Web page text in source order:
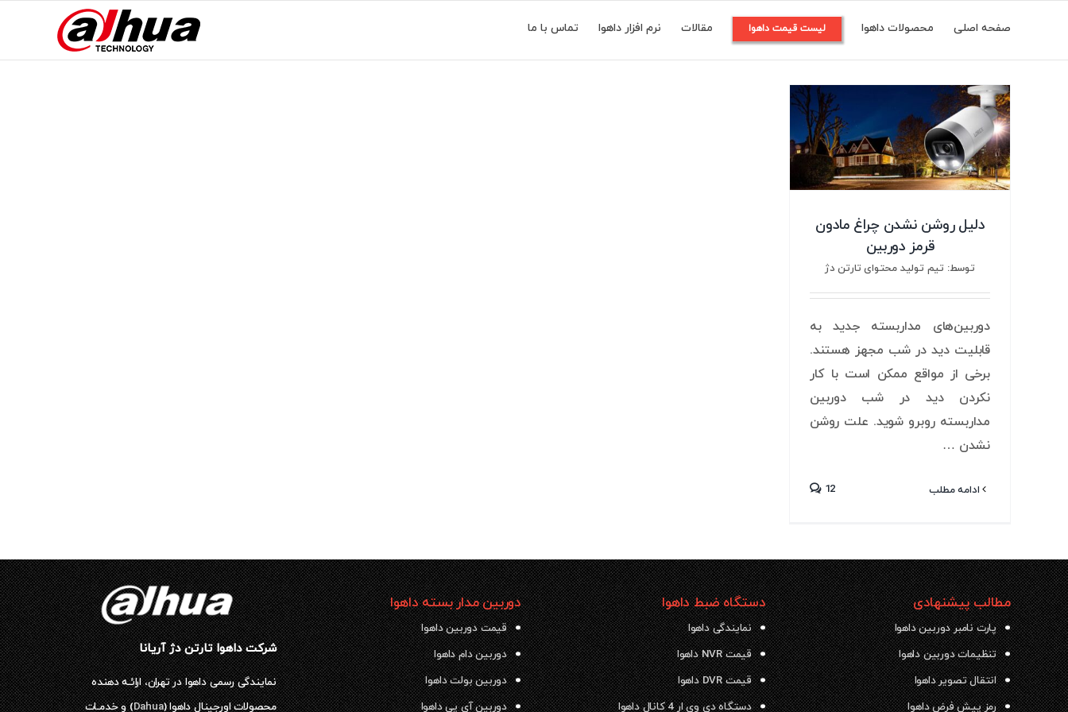
content
صفحه اصلی محصولات داهوا لیست قیمت داهوا مقالات نرم افزار داهوا تماس با ما
دلیل روشن نشدن چراغ مادون
قرمز دوربین
توسط: تیم تولید محتوای تارتن دژ
دوربین‌های مداربسته جدید به
قابلیت دید در شب مجهز هستند.
برخی از مواقع ممکن است با کار
نکردن دید در شب دوربین
مداربسته روبرو شوید. علت روشن
نشدن …
ادامه مطلب 12
مطالب پیشنهادی
پارت نامبر دوربین داهوا
تنظیمات دوربین داهوا
انتقال تصویر داهوا
رمز پیش فرض داهوا
دستگاه ضبط داهوا
نمایندگی داهوا
قیمت NVR داهوا
قیمت DVR داهوا
دستگاه دی وی ار 4 کانال داهوا
دوربین مدار بسته داهوا
قیمت دوربین داهوا
دوربین دام داهوا
دوربین بولت داهوا
دوربین آی پی داهوا
شرکت داهوا تارتن دژ آریانا
نمایندگی رسمی داهوا در تهران، ارائـه دهنده
محصولات اورجینال داهوا (Dahua) و خدمـات